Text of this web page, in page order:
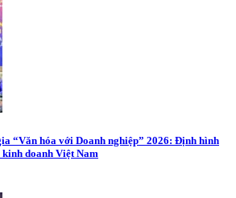
“Văn hóa với Doanh nghiệp” 2026: Định hình
doanh Việt Nam